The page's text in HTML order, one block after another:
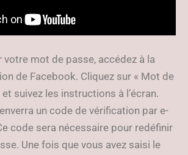
votre mot de passe, accédez à la
de Facebook. Cliquez sur « Mot de
suivez les instructions à l’écran.
un code de vérification par e-
code sera nécessaire pour redéfinir
Une fois que vous avez saisi le